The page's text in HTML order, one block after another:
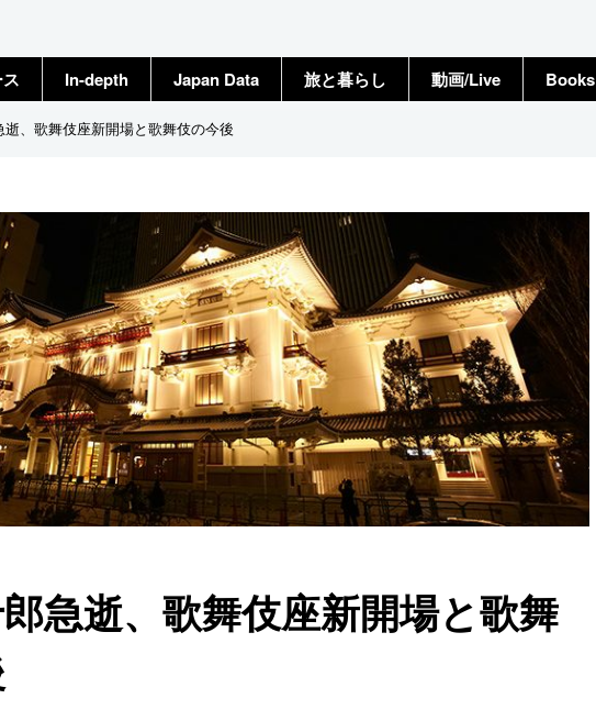
In-depth Japan Data 旅と暮らし 動画/Live Books
、歌舞伎座新開場と歌舞伎の今後
急逝、歌舞伎座新開場と歌舞